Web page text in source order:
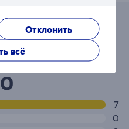
Отклонить
всё
(7)
7
0